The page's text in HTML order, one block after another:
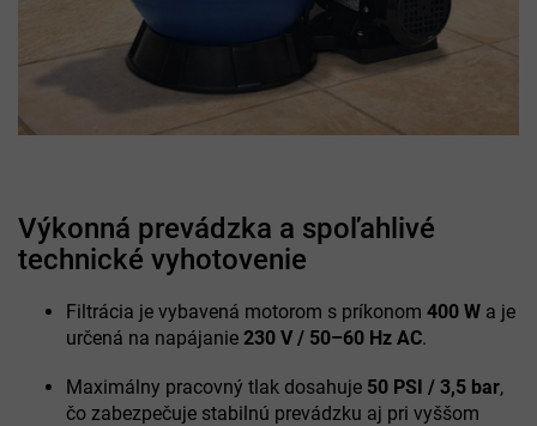
Výkonná prevádzka a spoľahlivé
technické vyhotovenie
Filtrácia je vybavená motorom s príkonom 400 W a je
určená na napájanie 230 V / 50–60 Hz AC.
Maximálny pracovný tlak dosahuje 50 PSI / 3,5 bar,
čo zabezpečuje stabilnú prevádzku aj pri vyššom